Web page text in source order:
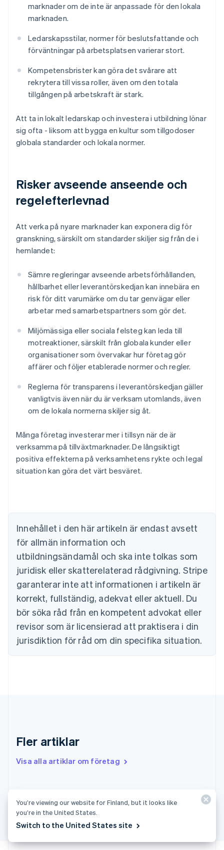
marknader om de inte är anpassade för den lokala
marknaden.
Ledarskapsstilar, normer för beslutsfattande och
förväntningar på arbetsplatsen varierar stort.
Kompetensbrister kan göra det svårare att
rekrytera till vissa roller, även om den totala
tillgången på arbetskraft är stark.
Att ta in lokalt ledarskap och investera i utbildning lönar
sig ofta - liksom att bygga en kultur som tillgodoser
globala standarder och lokala normer.
Risker avseende anseende och
regelefterlevnad
Att verka på nyare marknader kan exponera dig för
granskning, särskilt om standarder skiljer sig från de i
hemlandet:
Sämre regleringar avseende arbetsförhållanden,
hållbarhet eller leverantörskedjan kan innebära en
risk för ditt varumärke om du tar genvägar eller
arbetar med samarbetspartners som gör det.
Miljömässiga eller sociala felsteg kan leda till
motreaktioner, särskilt från globala kunder eller
organisationer som övervakar hur företag gör
affärer och följer etablerade normer och regler.
Reglerna för transparens i leverantörskedjan gäller
vanligtvis även när du är verksam utomlands, även
om de lokala normerna skiljer sig åt.
Många företag investerar mer i tillsyn när de är
verksamma på tillväxtmarknader. De långsiktigt
positiva effekterna på verksamhetens rykte och legal
situation kan göra det värt besväret.
Innehållet i den här artikeln är endast avsett
för allmän information och
utbildningsändamål och ska inte tolkas som
juridisk eller skatterelaterad rådgivning. Stripe
garanterar inte att informationen i artikeln är
korrekt, fullständig, adekvat eller aktuell. Du
bör söka råd från en kompetent advokat eller
revisor som är licensierad att praktisera i din
jurisdiktion för råd om din specifika situation.
Fler artiklar
Visa alla artiklar om företag
Australien
English
Brasilien
PortuguêsEnglish
Bulgarien
English
English
Fastlandskina
简体中文 English
Finland
EnglishSvenska
FrançaisEnglish
Förenade Arabemiraten
English
Gibraltar
English
Grekland
Japan
Kanada
Lettland
English
Liechtenstein
Litauen
You’re viewing our website for Finland, but it looks like
you’re in the United States.
Switch to the United States site